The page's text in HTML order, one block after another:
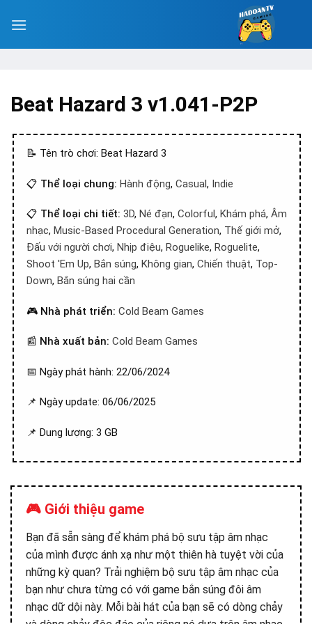
Beat Hazard 3 v1.041-P2P
📝 Tên trò chơi: Beat Hazard 3
📋 Thể loại chung: Hành động, Casual, Indie
📋 Thể loại chi tiết: 3D, Né đạn, Colorful, Khám phá, Âm
nhạc, Music-Based Procedural Generation, Thế giới mở,
Đấu với người chơi, Nhịp điệu, Roguelike, Roguelite,
Shoot 'Em Up, Bắn súng, Không gian, Chiến thuật, Top-
Down, Bắn súng hai cần
🎮 Nhà phát triển: Cold Beam Games
📰 Nhà xuất bản: Cold Beam Games
📅 Ngày phát hành: 22/06/2024
📌 Ngày update: 06/06/2025
📌 Dung lượng: 3 GB
🎮 Giới thiệu game
Bạn đã sẵn sàng để khám phá bộ sưu tập âm nhạc
của mình được ánh xạ như một thiên hà tuyệt vời của
những kỳ quan? Trải nghiệm bộ sưu tập âm nhạc của
bạn như chưa từng có với game bắn súng đôi âm
nhạc dữ dội này. Mỗi bài hát của bạn sẽ có dòng chảy